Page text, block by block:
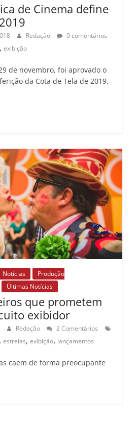
de Cinema define
Redação
0 comentários
,exibição
de novembro, foi aprovado o
da Cota de Tela de 2019,
Notícias
Produção
Últimas Notícias
que prometem
exibidor
Redação
2 Comentários
,estreias,exibição, lançamentos
caem de forma preocupante